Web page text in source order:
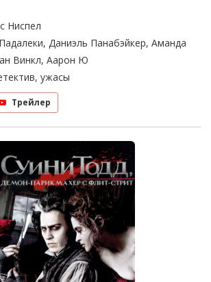
Ниспел
Даниэль Панабэйкер, Аманда
Винкл, Аарон Ю
ужасы
Трейлер